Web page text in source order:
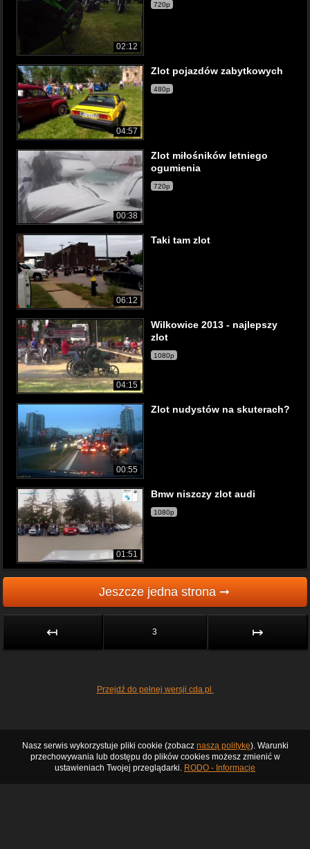
02:12
720p
04:57
Zlot pojazdów zabytkowych
480p
00:38
Zlot miłośników letniego
ogumienia
720p
06:12
Taki tam zlot
04:15
Wilkowice 2013 - najlepszy
zlot
1080p
00:55
Zlot nudystów na skuterach?
01:51
Bmw niszczy zlot audi
1080p
Jeszcze jedna strona ➞
↤ 3 ↦
Przejdź do pełnej wersji cda.pl
Nasz serwis wykorzystuje pliki cookie (zobacz naszą politykę). Warunki
przechowywania lub dostępu do plików cookies możesz zmienić w
ustawieniach Twojej przeglądarki. RODO - Informacje